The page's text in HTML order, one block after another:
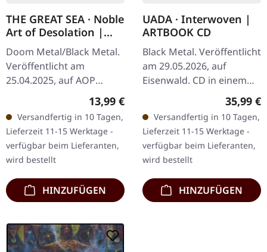
THE GREAT SEA · Noble
Art of Desolation |
DIGIPAK CD
Doom Metal/Black Metal.
Veröffentlicht am
25.04.2025, auf AOP
Records. CD im Digipak,
16-seitiges Booklet. The
Great Sea begibt sich mit
ihrem…
Regulärer Preis:
13,99 €
Versandfertig in 10 Tagen,
Lieferzeit 11-15 Werktage -
verfügbar beim Lieferanten,
wird bestellt
HINZUFÜGEN
UADA · Interwoven |
ARTBOOK CD
Black Metal. Veröffentlicht
am 29.05.2026, auf
Eisenwald. CD in einem
soliden gebundenen Buch
Leinencover und
schwarzer…
35,99 €
Versandfertig in 10 Tagen,
Lieferzeit 11-15 Werktage -
verfügbar beim Lieferanten,
wird bestellt
HINZUFÜGEN